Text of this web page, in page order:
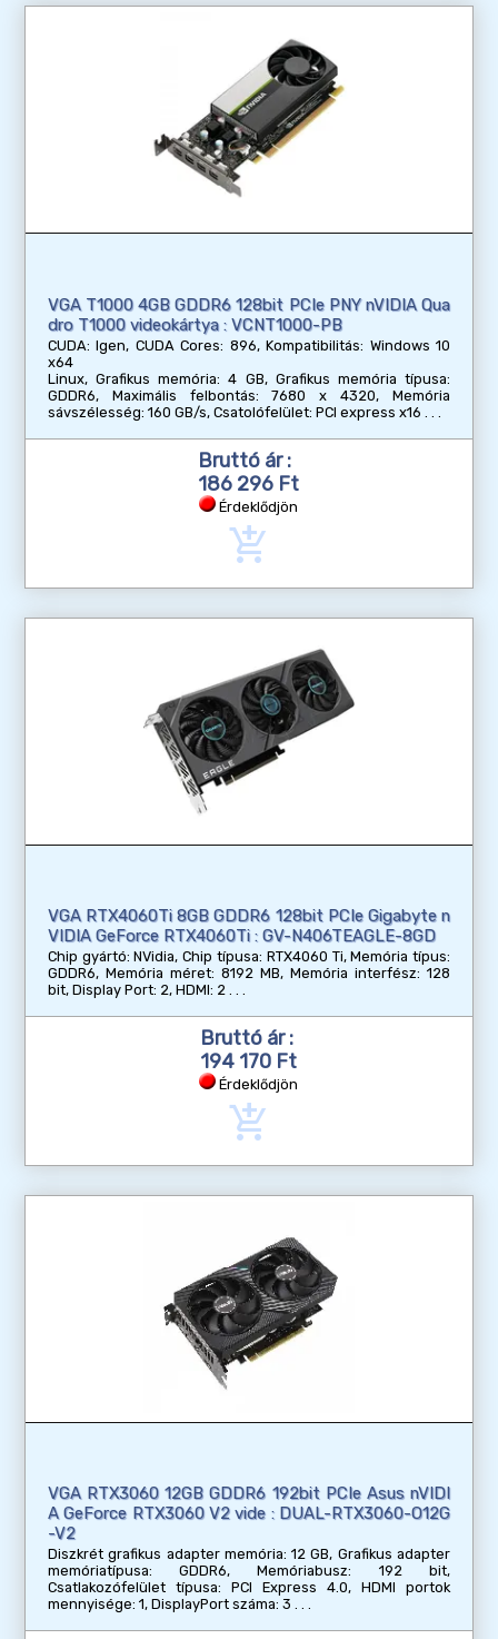
VGA T1000 4GB GDDR6 128bit PCIe PNY nVIDIA Qua
dro T1000 videokártya : VCNT1000-PB
CUDA: Igen, CUDA Cores: 896, Kompatibilitás: Windows 10
x64
Linux, Grafikus memória: 4 GB, Grafikus memória típusa:
GDDR6, Maximális felbontás: 7680 x 4320, Memória
sávszélesség: 160 GB/s, Csatolófelület: PCI express x16
Bruttó ár :
186 296 Ft
Érdeklődjön
add_shopping_cart
VGA RTX4060Ti 8GB GDDR6 128bit PCIe Gigabyte n
VIDIA GeForce RTX4060Ti : GV-N406TEAGLE-8GD
Chip gyártó: NVidia, Chip típusa: RTX4060 Ti, Memória típus:
GDDR6, Memória méret: 8192 MB, Memória interfész: 128
bit, Display Port: 2, HDMI: 2
Bruttó ár :
194 170 Ft
Érdeklődjön
add_shopping_cart
VGA RTX3060 12GB GDDR6 192bit PCIe Asus nVIDI
A GeForce RTX3060 V2 vide : DUAL-RTX3060-O12G
-V2
Diszkrét grafikus adapter memória: 12 GB, Grafikus adapter
memóriatípusa: GDDR6, Memóriabusz: 192 bit,
Csatlakozófelület típusa: PCI Express 4.0, HDMI portok
mennyisége: 1, DisplayPort száma: 3